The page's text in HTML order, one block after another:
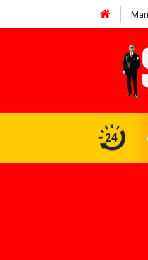
24
Gerekenler: Telegram